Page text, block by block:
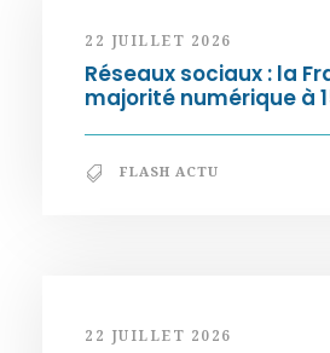
22 JUILLET 2026
Réseaux sociaux : la
majorité numérique à
FLASH ACTU
22 JUILLET 2026